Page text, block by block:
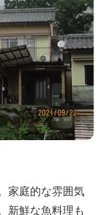
家庭的な雰囲気
新鮮な魚料理も